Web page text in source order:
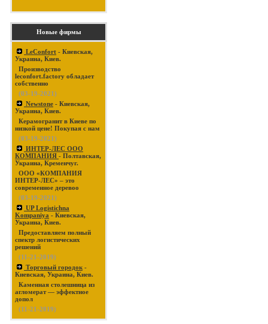
Новые фирмы
LeConfort - Киевская,
Украина, Киев.
Производство
leconfort.factory обладает
собственно
(03-19-2021)
Newstone - Киевская,
Украина, Киев.
Керамогранит в Киеве по
низкой цене! Покупая с нам
(03-19-2021)
ИНТЕР-ЛЕС ООО
КОМПАНИЯ - Полтавская,
Украина, Кременчуг.
ООО «КОМПАНИЯ
ИНТЕР-ЛЕС» – это
современное деревоо
(03-19-2021)
UP Logistichna
Kompaniya - Киевская,
Украина, Киев.
Предоставляем полный
спектр логистических
решений
(11-21-2019)
Торговый городок -
Киевская, Украина, Киев.
Каменная столешница из
агломерат — эффектное
допол
(11-21-2019)